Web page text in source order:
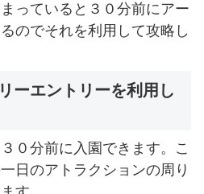
っていると３０分前にアー
のでそれを利用して攻略し
ーエントリーを利用し
０分前に入園できます。こ
日のアトラクションの周り